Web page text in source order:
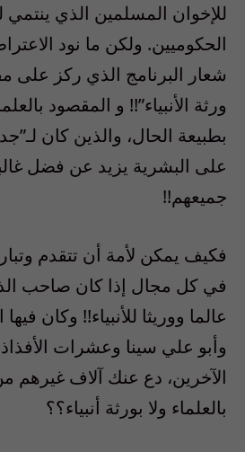
للإخوان المسلمين الذي
الحكوميين. ولكن ما نود
شعار البرنامج الذي ركز على
ورثة الأنبياء”!! و المقصود
بطبيعة الحال، والذين كان
على البشرية يزيد عن فضل
جميعهم!!
فكيف يمكن لأمة أن تتقدم
في كل مجال إذا كان صاحب
عالما ووريثا للأنبياء!! وكان
وأبو علي سينا وعشرات
الآخرين، دع عنك آلاف غيرهم
بالعلماء ولا بورثة أنبياء؟؟